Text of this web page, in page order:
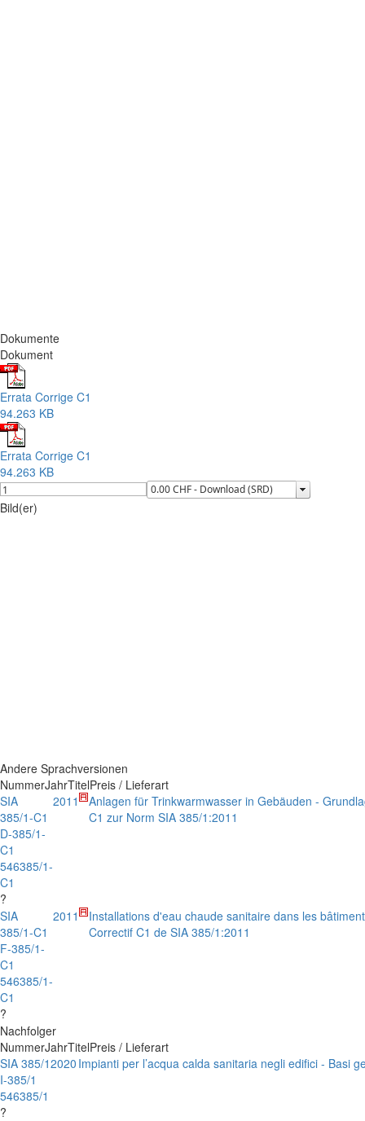
Dokumente
Dokument
Errata Corrige C1
94.263 KB
Errata Corrige C1
94.263 KB
Bild(er)
Andere Sprachversionen
NummerJahrTitelPreis / Lieferart
SIA
385/1-C1
D-385/1-
C1
546385/1-
C1
?
2011
Anlagen für Trinkwarmwasser in Gebäuden -
C1 zur Norm SIA 385/1:2011
SIA
385/1-C1
F-385/1-
C1
546385/1-
C1
?
2011
Installations d'eau chaude sanitaire dans les
Correctif C1 de SIA 385/1:2011
Nachfolger
NummerJahrTitelPreis / Lieferart
SIA 385/1
I-385/1
546385/1
?
2020 Impianti per l’acqua calda sanitaria negli edifici - Basi